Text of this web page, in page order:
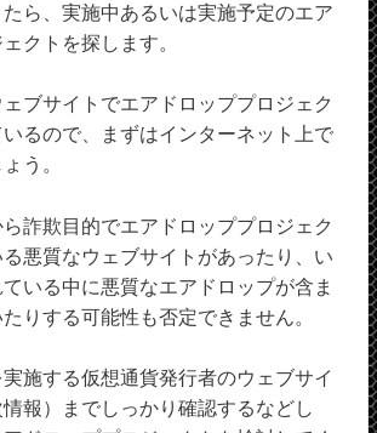
ら、実施中あるいは実施予定のエア
クトを探します。
ブサイトでエアドロッププロジェク
いるので、まずはインターネット上で
う。
詐欺目的でエアドロッププロジェク
る悪質なウェブサイトがあったり、い
いる中に悪質なエアドロップが含ま
りする可能性も否定できません。
施する仮想通貨発行者のウェブサイ
情報）までしっかり確認するなどし